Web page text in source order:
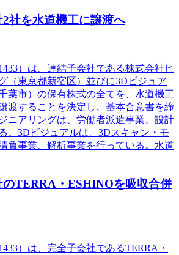
社を水道機工に譲渡へ
）は、連結子会社である株式会社ヒ
（東京都新宿区）並びに3Dビジュア
葉市）の保有株式の全てを、水道機工
渡することを決定し、基本合意書を締
ニアリングは、労働者派遣事業、設計
。3Dビジュアルは、3Dスキャン・モ
負事業、解析事業を行っている。水道
のTERRA・ESHINOを吸収合併
）は、完全子会社であるTERRA・